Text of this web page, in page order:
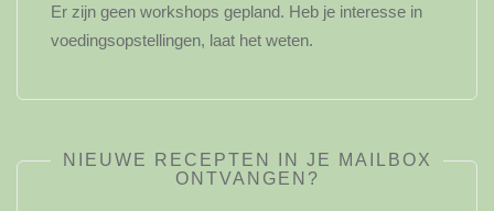
Er zijn geen workshops gepland. Heb je interesse in
voedingsopstellingen, laat het weten.
NIEUWE RECEPTEN IN JE MAILBOX
ONTVANGEN?